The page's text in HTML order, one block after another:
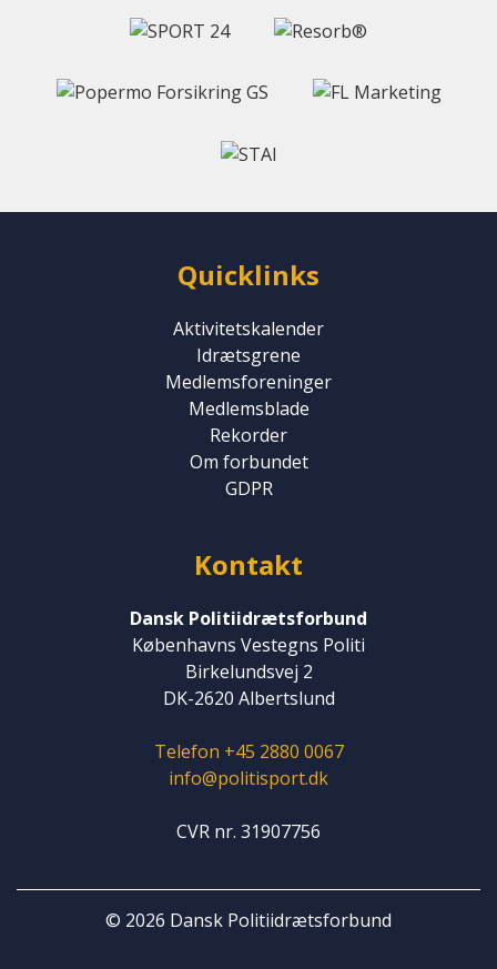
Quicklinks
Aktivitetskalender
Idrætsgrene
Medlemsforeninger
Medlemsblade
Rekorder
Om forbundet
GDPR
Kontakt
Dansk Politiidrætsforbund
Københavns Vestegns Politi
Birkelundsvej 2
DK-2620 Albertslund
Telefon +45 2880 0067
info@politisport.dk
CVR nr. 31907756
© 2026 Dansk Politiidrætsforbund